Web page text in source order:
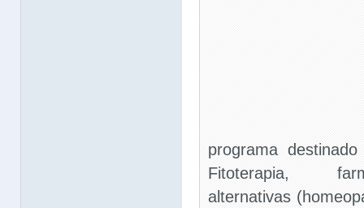
programa
Fitoterapia,
alternativas